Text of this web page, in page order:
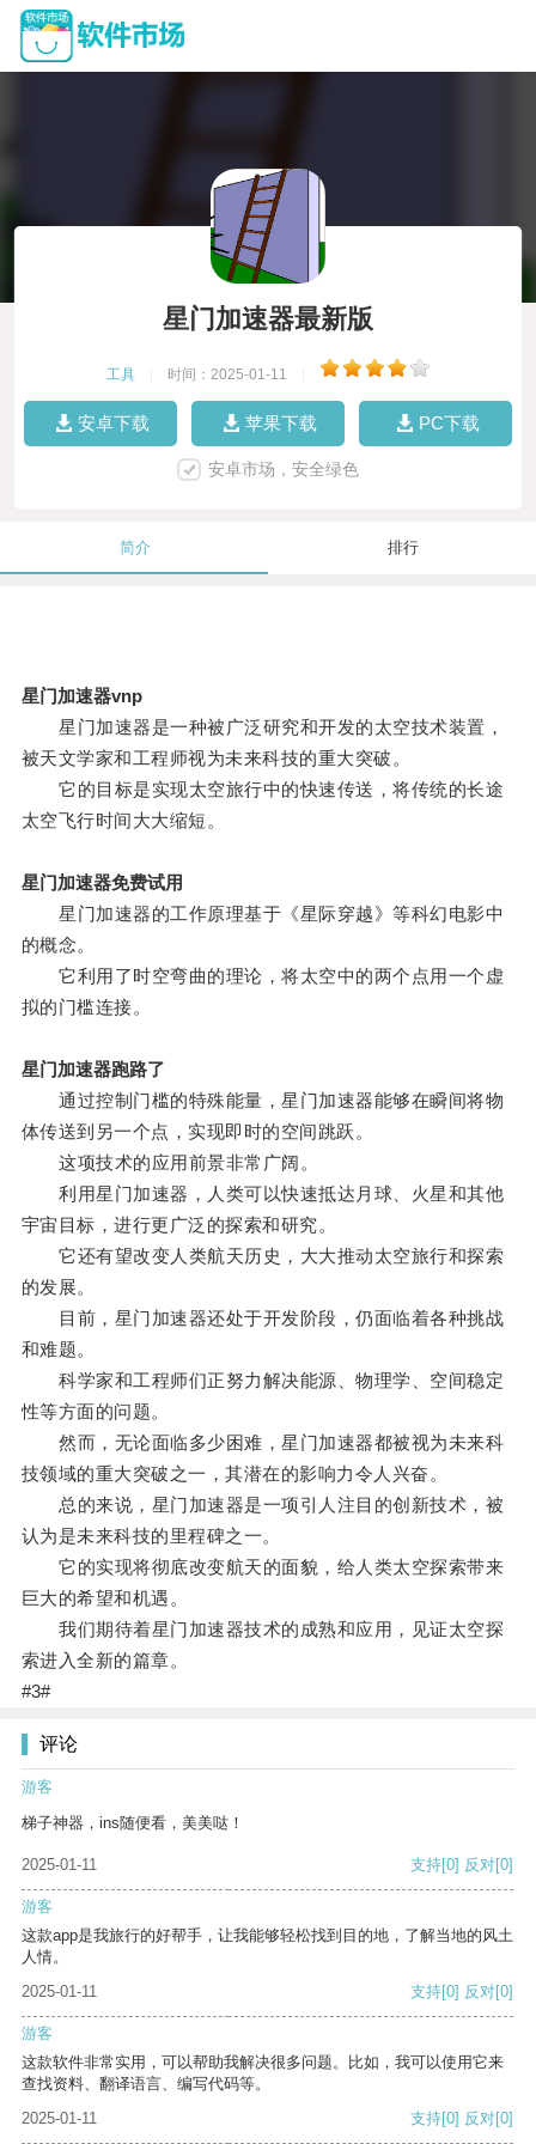
星门加速器最新版
工具 时间：2025-01-11
安卓下载 苹果下载 PC下载
安卓市场，安全绿色
简介 排行
星门加速器vnp
星门加速器是一种被广泛研究和开发的太空技术装置，
被天文学家和工程师视为未来科技的重大突破。
它的目标是实现太空旅行中的快速传送，将传统的长途
太空飞行时间大大缩短。
星门加速器免费试用
星门加速器的工作原理基于《星际穿越》等科幻电影中
的概念。
它利用了时空弯曲的理论，将太空中的两个点用一个虚
拟的门槛连接。
星门加速器跑路了
通过控制门槛的特殊能量，星门加速器能够在瞬间将物
体传送到另一个点，实现即时的空间跳跃。
这项技术的应用前景非常广阔。
利用星门加速器，人类可以快速抵达月球、火星和其他
宇宙目标，进行更广泛的探索和研究。
它还有望改变人类航天历史，大大推动太空旅行和探索
的发展。
目前，星门加速器还处于开发阶段，仍面临着各种挑战
和难题。
科学家和工程师们正努力解决能源、物理学、空间稳定
性等方面的问题。
然而，无论面临多少困难，星门加速器都被视为未来科
技领域的重大突破之一，其潜在的影响力令人兴奋。
总的来说，星门加速器是一项引人注目的创新技术，被
认为是未来科技的里程碑之一。
它的实现将彻底改变航天的面貌，给人类太空探索带来
巨大的希望和机遇。
我们期待着星门加速器技术的成熟和应用，见证太空探
索进入全新的篇章。
#3#
评论
游客
梯子神器，ins随便看，美美哒！
2025-01-11 支持[0] 反对[0]
游客
这款app是我旅行的好帮手，让我能够轻松找到目的地，了解当地的风土
人情。
2025-01-11
支持[0] 反对[0]
游客
这款软件非常实用，可以帮助我解决很多问题。比如，我可以使用它来
查找资料、翻译语言、编写代码等。
2025-01-11
支持[0] 反对[0]